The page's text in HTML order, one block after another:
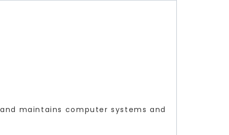
and maintains computer systems and